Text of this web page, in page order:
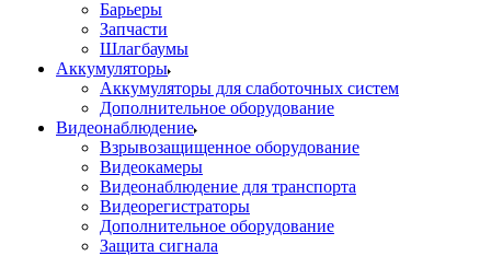
Барьеры
Запчасти
Шлагбаумы
Аккумуляторы
Аккумуляторы для слаботочных систем
Дополнительное оборудование
Видеонаблюдение
Взрывозащищенное оборудование
Видеокамеры
Видеонаблюдение для транспорта
Видеорегистраторы
Дополнительное оборудование
Защита сигнала